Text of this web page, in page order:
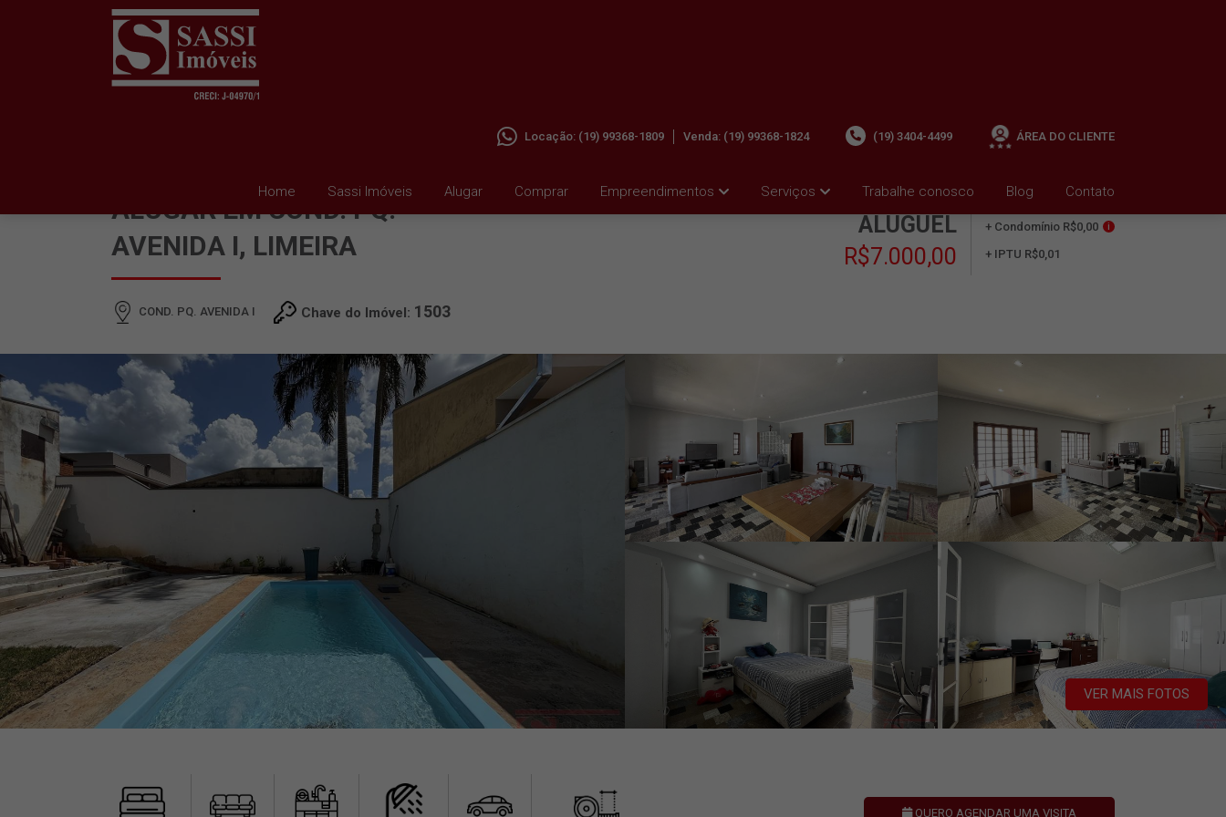
Home Sassi Imóveis Alugar Comprar Empreendimentos Serviços Trabalhe conosco Blog Contato
Locação: (19) 99368-1809 Venda: (19) 99368-1824 (19) 3404-4499 ÁREA DO CLIENTE
ALUGAR EM COND. PQ.
AVENIDA I, LIMEIRA
COND. PQ. AVENIDA I Chave do Imóvel: 1503
ALUGUEL
R$7.000,00
+ Condomínio R$0,00 i
+ IPTU R$0,01
VER MAIS FOTOS
QUERO AGENDAR UMA VISITA